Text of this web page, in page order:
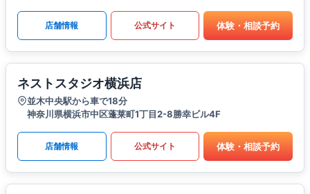
店舗情報 公式サイト 体験・相談予約
ネストスタジオ横浜店
並木中央駅から車で18分
神奈川県横浜市中区蓬莱町1丁目2-8勝幸ビル4F
店舗情報 公式サイト 体験・相談予約